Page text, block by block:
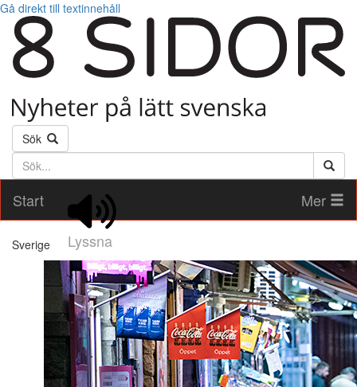
Gå direkt till textinnehåll
Sök
Söktext
Start
Lyssna
Mer
Sverige